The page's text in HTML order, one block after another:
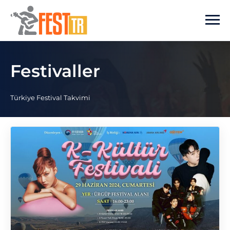
Ana içeriğe atla
Festivaller
Türkiye Festival Takvimi